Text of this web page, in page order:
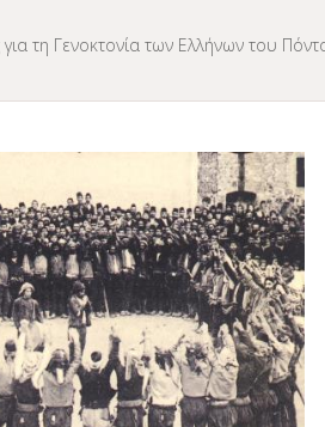
τη Γενοκτονία των Ελλήνων του